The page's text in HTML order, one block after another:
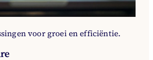
voor groei en efficiëntie.